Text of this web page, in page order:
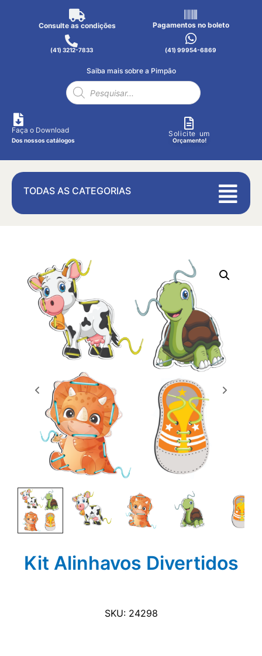
Consulte as condições Pagamentos no boleto
(41) 3212-7833 (41) 99954-6869
Saiba mais sobre a Pimpão
Faça o Download
Dos nossos catálogos
Solicite um
Orçamento!
TODAS AS CATEGORIAS
Kit Alinhavos Divertidos
SKU: 24298